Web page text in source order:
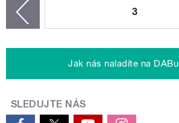
3
Jak nás naladíte na DABu
SLEDUJTE NÁS